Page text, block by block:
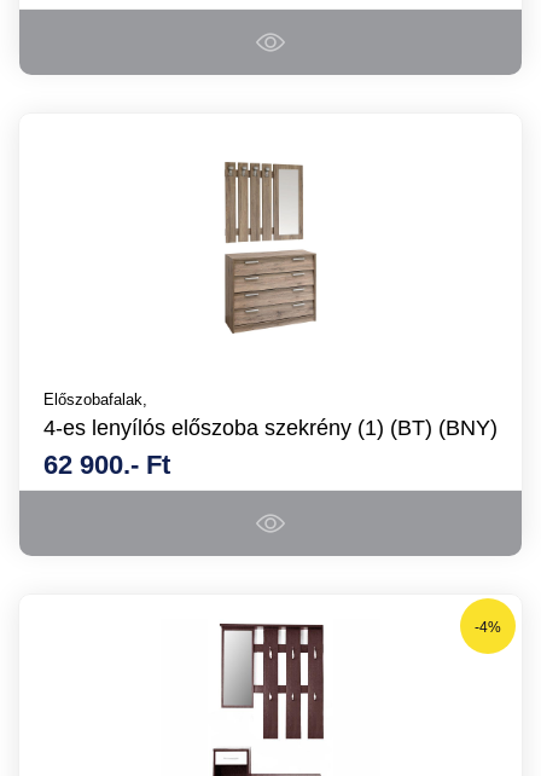
Előszobafalak,
4-es lenyílós előszoba szekrény (1) (BT) (BNY)
62 900.- Ft
-4%